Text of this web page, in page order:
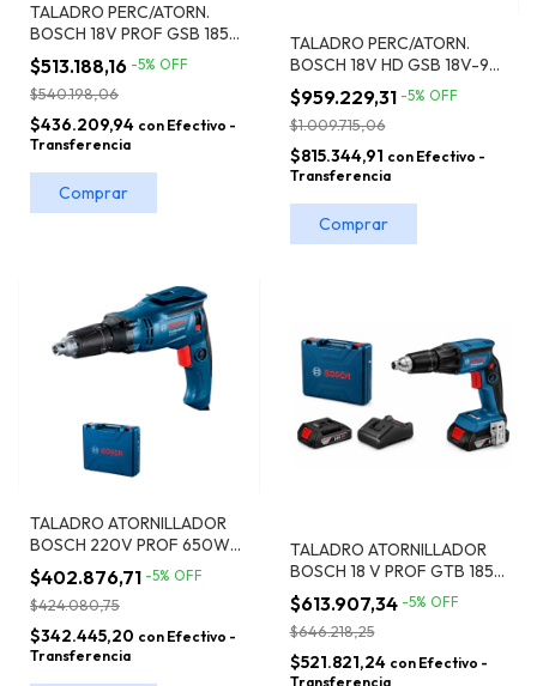
TALADRO PERC/ATORN.
BOSCH 18V PROF GSB 185-
LI 1BAT 2.0 AH 1 CARG GAL
$513.188,16 -5% OFF
$540.198,06
$436.209,94 con Efectivo -
Transferencia
TALADRO PERC/ATORN.
BOSCH 18V HD GSB 18V-90
C 2 BAT 2.0 AH - 1 CARG
GAL 18V - MALETÍN
$959.229,31 -5% OFF
$1.009.715,06
$815.344,91 con Efectivo -
Transferencia
TALADRO ATORNILLADOR
BOSCH 220V PROF 650W
GTB 650 DRYWALL
$402.876,71 -5% OFF
$424.080,75
$342.445,20 con Efectivo -
Transferencia
TALADRO ATORNILLADOR
BOSCH 18 V PROF GTB 185-
LI DRYWALL 2BAT 2.0AH 1
CARG + MALETIN
$613.907,34 -5% OFF
$646.218,25
$521.821,24 con Efectivo -
Transferencia